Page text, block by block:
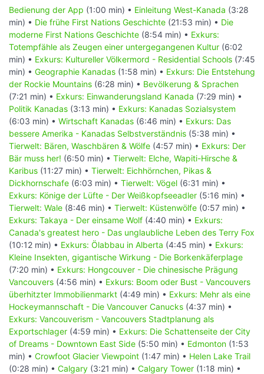
Bedienung der App (1:00 min) • Einleitung West-Kanada (3:28
min) • Die frühe First Nations Geschichte (21:53 min) • Die
moderne First Nations Geschichte (8:54 min) • Exkurs:
Totempfähle als Zeugen einer untergegangenen Kultur (6:02
min) • Exkurs: Kultureller Völkermord - Residential Schools (7:45
min) • Geographie Kanadas (1:58 min) • Exkurs: Die Entstehung
der Rockie Mountains (6:28 min) • Bevölkerung & Sprachen
(7:21 min) • Exkurs: Einwanderungsland Kanada (7:29 min) •
Politik Kanadas (3:13 min) • Exkurs: Kanadas Sozialsystem
(6:03 min) • Wirtschaft Kanadas (6:46 min) • Exkurs: Das
bessere Amerika - Kanadas Selbstverständnis (5:38 min) •
Tierwelt: Bären, Waschbären & Wölfe (4:57 min) • Exkurs: Der
Bär muss her! (6:50 min) • Tierwelt: Elche, Wapiti-Hirsche &
Karibus (11:27 min) • Tierwelt: Eichhörnchen, Pikas &
Dickhornschafe (6:03 min) • Tierwelt: Vögel (6:31 min) •
Exkurs: Könige der Lüfte - Der Weißkopfseeadler (5:16 min) •
Tierwelt: Wale (8:46 min) • Tierwelt: Küstenwölfe (0:57 min) •
Exkurs: Takaya - Der einsame Wolf (4:40 min) • Exkurs:
Canada's greatest hero - Das unglaubliche Leben des Terry Fox
(10:12 min) • Exkurs: Ölabbau in Alberta (4:45 min) • Exkurs:
Kleine Insekten, gigantische Wirkung - Die Borkenkäferplage
(7:20 min) • Exkurs: Hongcouver - Die chinesische Prägung
Vancouvers (4:56 min) • Exkurs: Boom oder Bust - Vancouvers
überhitzter Immobilienmarkt (4:49 min) • Exkurs: Mehr als eine
Hockeymannschaft - Die Vancouver Canucks (4:37 min) •
Exkurs: Vancouverism - Vancouvers Stadtplanung als
Exportschlager (4:59 min) • Exkurs: Die Schattenseite der City
of Dreams - Downtown East Side (5:50 min) • Edmonton (1:53
min) • Crowfoot Glacier Viewpoint (1:47 min) • Helen Lake Trail
(0:28 min) • Calgary (3:21 min) • Calgary Tower (1:18 min) •